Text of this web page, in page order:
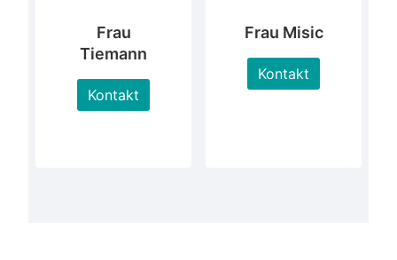
Frau
Tiemann
Kontakt
Frau Misic
Kontakt